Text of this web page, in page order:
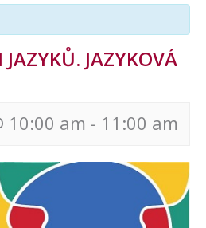
JAZYKŮ. JAZYKOVÁ
10:00 am - 11:00 am